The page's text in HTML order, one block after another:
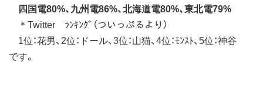
四国電80%、九州電86%、北海道電80%、東北電79%
＊Twitter ﾗﾝｷﾝｸﾞ（ついっぷるより）
1位：花男、2位：ドール、3位：山猫、4位：ﾓﾝｽﾄ、5位：神谷
です。